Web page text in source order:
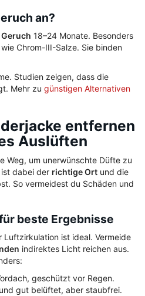
an?
Geruch 18–24 Monate. Besonders
wie Chrom-III-Salze. Sie binden
Studien zeigen, dass die
Mehr zu günstigen Alternativen
entfernen
Auslüften
Weg, um unerwünschte Düfte zu
dabei der richtige Ort und die
So vermeidest du Schäden und
beste Ergebnisse
ist ideal. Vermeide
indirektes Licht reichen aus.
geschützt vor Regen.
gut belüftet, aber staubfrei.